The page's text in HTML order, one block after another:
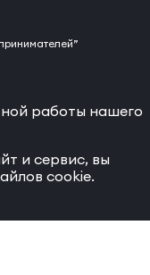
работы нашего
и сервис, вы
cookie.